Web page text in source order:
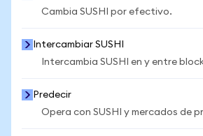
Cambia SUSHI por efectivo.
Intercambiar SUSHI
Intercambia SUSHI en y entre
Predecir
Opera con SUSHI y mercados de